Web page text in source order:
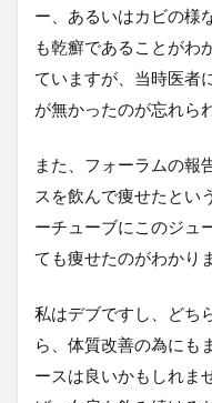
ー、あるいはカビの様
も乾癬であることがわ
ていますが、当時医者
が無かったのが忘れら
また、フォーラムの報
スを飲んで痩せたとい
ーチューブにこのジュ
ても痩せたのがわかり
私はデブですし、どち
ら、体質改善の為にも
ースは良いかもしれま